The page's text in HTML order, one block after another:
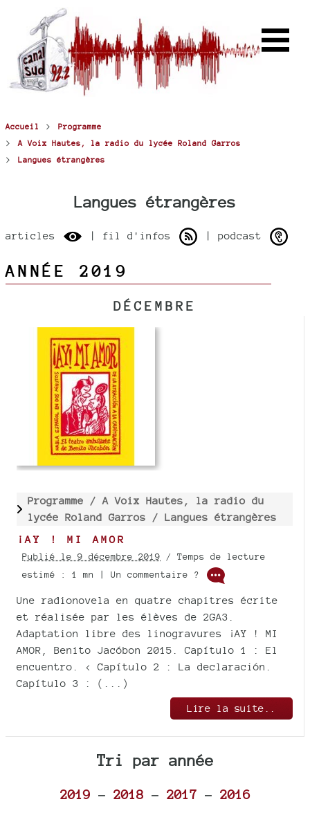
Accueil > Programme
> A Voix Hautes, la radio du lycée Roland Garros
> Langues étrangères
Langues étrangères
articles | fil d'infos | podcast
ANNÉE 2019
DÉCEMBRE
Programme / A Voix Hautes, la radio du
lycée Roland Garros / Langues étrangères
¡AY ! MI AMOR
Publié le 9 décembre 2019 / Temps de lecture
estimé : 1 mn | Un commentaire ?
Une radionovela en quatre chapitres écrite
et réalisée par les élèves de 2GA3.
Adaptation libre des linogravures ¡AY ! MI
AMOR, Benito Jacóbon 2015. Capítulo 1 : El
encuentro. < Capítulo 2 : La declaración.
Capítulo 3 : (...)
Lire la suite..
Tri par année
2019 - 2018 - 2017 - 2016